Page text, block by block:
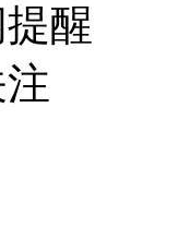
醒